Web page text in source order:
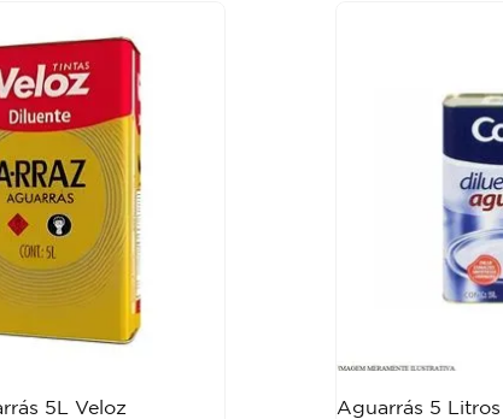
5L Veloz Aguarrás 5